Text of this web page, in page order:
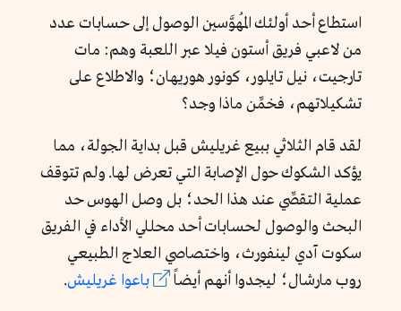
استطاع أحد أولئك المُهوَّسين الوصول إلى حسابات عدد
من لاعبي فريق أستون فيلا عبر اللعبة وهم: مات
تارجيت، نيل تايلور، كونور هوريهان؛ والاطلاع على
تشكيلاتهم، فخمِّن ماذا وجد؟
لقد قام الثلاثي ببيع غريليش قبل بداية الجولة، مما
يؤكد الشكوك حول الإصابة التي تعرض لها. ولم تتوقف
عملية التقصِّي عند هذا الحد؛ بل وصل الهوس حد
البحث والوصول لحسابات أحد محللي الأداء في الفريق
سكوت آدي لينفورث، واختصاصي العلاج الطبيعي
روب مارشال؛ ليجدوا أنهم أيضاً
باعوا غريليش.